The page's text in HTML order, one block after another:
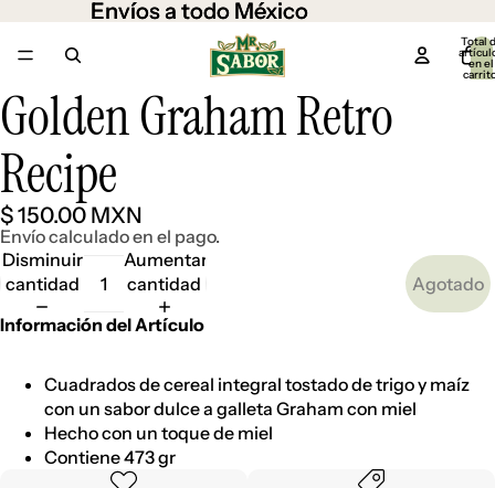
Envíos a todo México
Envíos a todo México
Total
en el
Abrir
imagen
a
pantalla
completa
Golden Graham Retro
Recipe
$ 150.00 MXN
Envío calculado en el pago.
Disminuir
cantidad
Aumentar
cantidad
Agotado
Información del Artículo
Cuadrados de cereal integral tostado de trigo y maíz
con un sabor dulce a galleta Graham con miel
Hecho con un toque de miel
Contiene 473 gr